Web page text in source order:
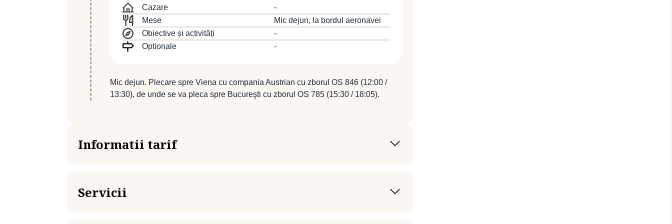
nuclear. Cazare la Hotel BARON 3*.
Cazare
-
Mese
Mic dejun, la bordul aeronavei
Obiective și activități
-
Optionale
-
Mic dejun. Plecare spre Viena cu compania Austrian cu zborul OS 846 (12:00 /
13:30), de unde se va pleca spre Bucureşti cu zborul OS 785 (15:30 / 18:05).
Informatii tarif
Tariful poate varia în funcţie de numărul de participanţi, perioada călătoriei,
Servicii